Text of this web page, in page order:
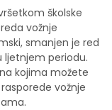
školske
vožnje
smanjen je red
ljetnjem periodu.
kojima možete
vožnje